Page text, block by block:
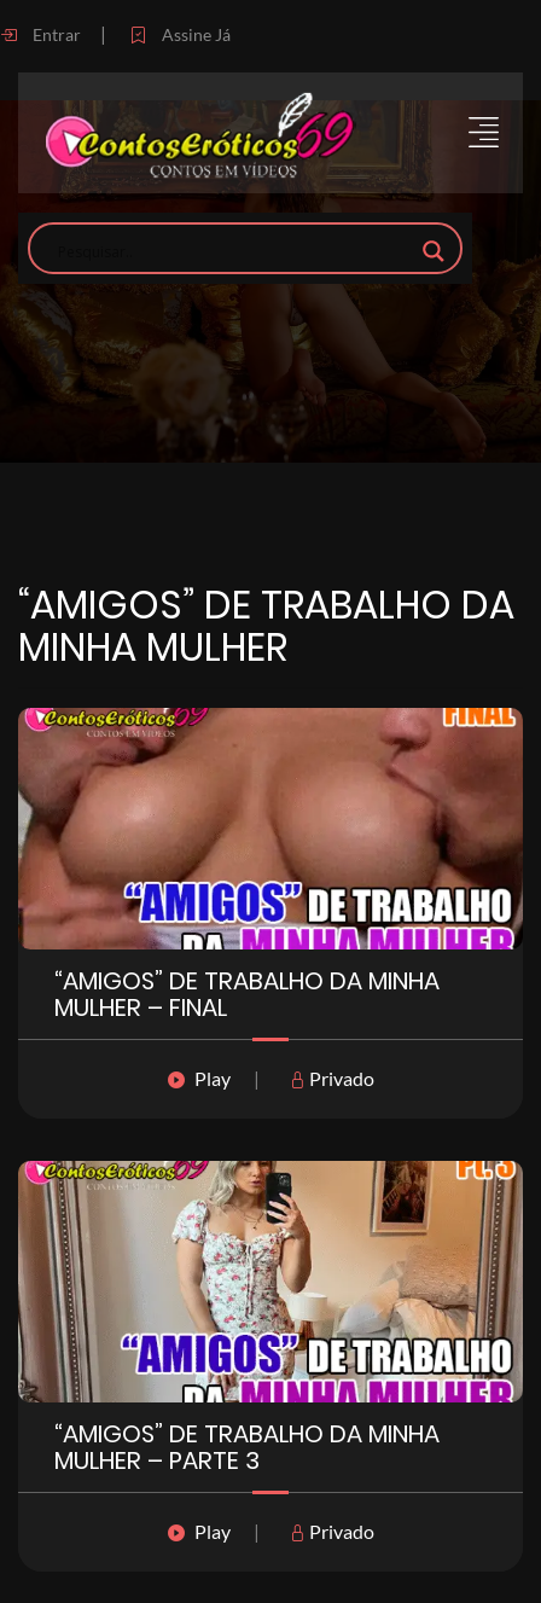
Entrar | Assine Já
“AMIGOS” DE TRABALHO DA
MINHA MULHER
“AMIGOS” DE TRABALHO DA MINHA
MULHER – FINAL
Play| Privado
“AMIGOS” DE TRABALHO DA MINHA
MULHER – PARTE 3
Play| Privado